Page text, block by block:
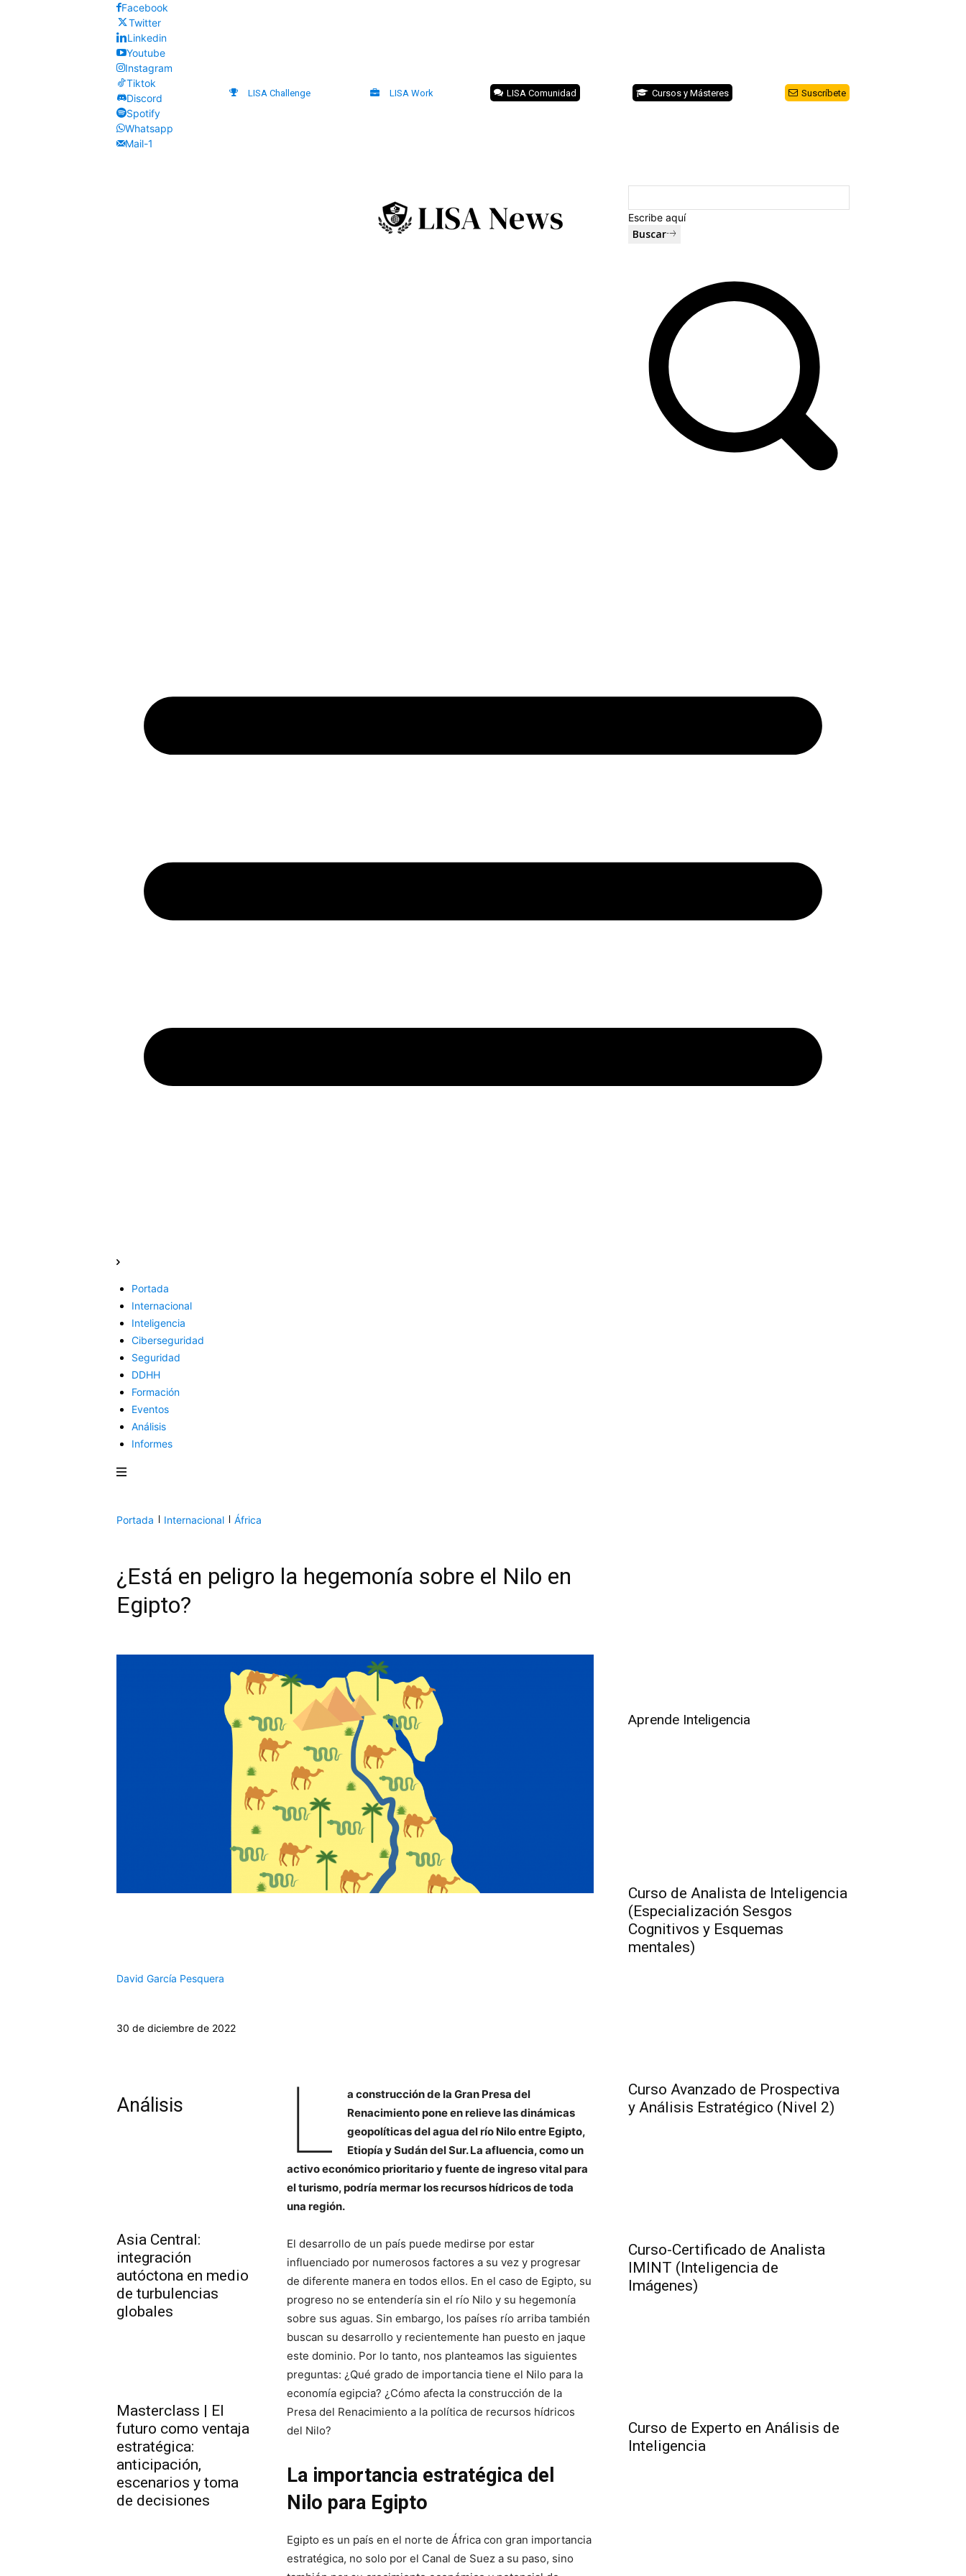
Suscríbete
Cursos y Másteres
LISA Comunidad
LISA Work
LISA Challenge
Facebook
Twitter
Linkedin
Youtube
Instagram
Tiktok
Discord
Spotify
Whatsapp
Mail-1
Escribe aquí
Buscar
Portada
Internacional
Inteligencia
Ciberseguridad
Seguridad
DDHH
Formación
Eventos
Análisis
Informes
Portada Internacional África
¿Está en peligro la hegemonía sobre el Nilo en
Egipto?
David García Pesquera
30 de diciembre de 2022
Análisis
Asia Central:
integración
autóctona en medio
de turbulencias
globales
Masterclass | El
futuro como ventaja
estratégica:
anticipación,
escenarios y toma
de decisiones
L
a construcción de la Gran Presa del
Renacimiento pone en relieve las dinámicas
geopolíticas del agua del río Nilo entre Egipto,
Etiopía y Sudán del Sur. La afluencia, como un
activo económico prioritario y fuente de ingreso vital para
el turismo, podría mermar los recursos hídricos de toda
una región.
El desarrollo de un país puede medirse por estar
influenciado por numerosos factores a su vez y progresar
de diferente manera en todos ellos. En el caso de Egipto, su
progreso no se entendería sin el río Nilo y su hegemonía
sobre sus aguas. Sin embargo, los países río arriba también
buscan su desarrollo y recientemente han puesto en jaque
este dominio. Por lo tanto, nos planteamos las siguientes
preguntas: ¿Qué grado de importancia tiene el Nilo para la
economía egipcia? ¿Cómo afecta la construcción de la
Presa del Renacimiento a la política de recursos hídricos
del Nilo?
La importancia estratégica del
Nilo para Egipto
Egipto es un país en el norte de África con gran importancia
estratégica, no solo por el Canal de Suez a su paso, sino
Aprende Inteligencia
Curso de Analista de Inteligencia
(Especialización Sesgos
Cognitivos y Esquemas
mentales)
Curso Avanzado de Prospectiva
y Análisis Estratégico (Nivel 2)
Curso-Certificado de Analista
IMINT (Inteligencia de
Imágenes)
Curso de Experto en Análisis de
Inteligencia